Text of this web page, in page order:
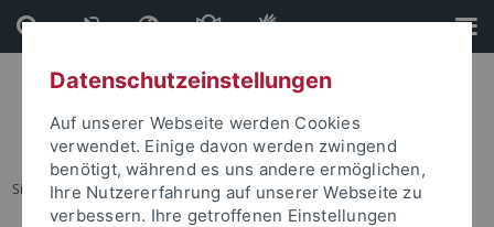
Direkt
zum
Inhalt
Direkt
zur
Fußleiste
Sie sind hier: Startseite
Datenschutzeinstellungen
Auf unserer Webseite werden Cookies
verwendet. Einige davon werden zwingend
benötigt, während es uns andere ermöglichen,
Ihre Nutzererfahrung auf unserer Webseite zu
verbessern. Ihre getroffenen Einstellungen